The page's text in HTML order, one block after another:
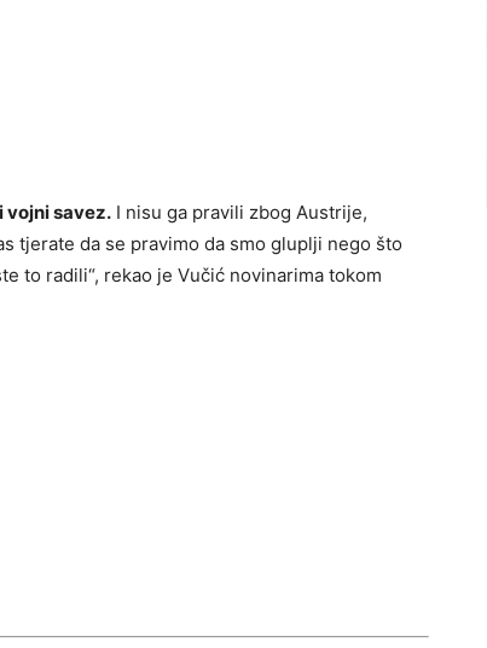
vojni savez. I nisu ga pravili zbog Austrije,
tjerate da se pravimo da smo gluplji nego što
to radili“, rekao je Vučić novinarima tokom